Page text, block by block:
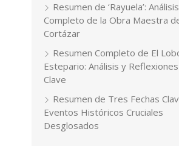
Resumen de ‘Rayuela’: Análisis
Completo de la Obra Maestra
Cortázar
Resumen Completo de El
Estepario: Análisis y Reflexiones
Clave
Resumen de Tres Fechas
Eventos Históricos Cruciales
Desglosados